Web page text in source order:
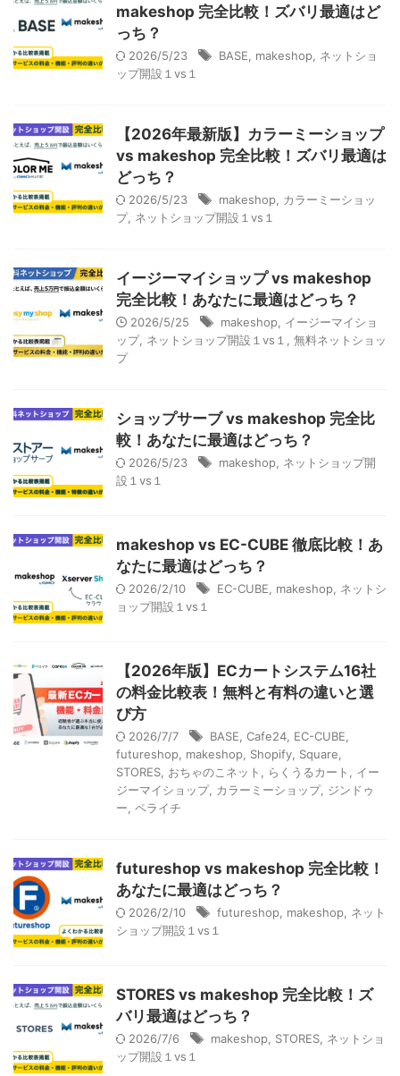
makeshop 完全比較！ズバリ最適はど
っち？
2026/5/23 BASE makeshop ネットショ
ップ開設１vs１
【2026年最新版】カラーミーショップ
vs makeshop 完全比較！ズバリ最適は
どっち？
2026/5/23 makeshop
カラーミーショッ
プ, ネットショップ開設１vs１
イージーマイショップ vs makeshop
完全比較！あなたに最適はどっち？
2026/5/25 makeshop イージーマイショ
ップ, ネットショップ開設１vs１
無料ネットショッ
プ
ショップサーブ vs makeshop 完全比
較！あなたに最適はどっち？
2026/5/23 makeshop ネットショップ開
設１vs１
makeshop vs EC-CUBE 徹底比較！あ
なたに最適はどっち？
2026/2/10 EC-CUBE makeshop ネットシ
ョップ開設１vs１
【2026年版】ECカートシステム16社
の料金比較表！無料と有料の違いと選
び方
2026/7/7 BASE Cafe24 EC-CUBE
futureshop makeshop Shopify Square
STORES おちゃのこネット らくうるカート
イー
ジーマイショップ, カラーミーショップ, ジンドゥ
ー ペライチ
futureshop vs makeshop 完全比較！
あなたに最適はどっち？
2026/2/10 futureshop makeshop ネット
ショップ開設１vs１
STORES vs makeshop 完全比較！ズ
バリ最適はどっち？
2026/7/6 makeshop STORES ネットショ
ップ開設１vs１